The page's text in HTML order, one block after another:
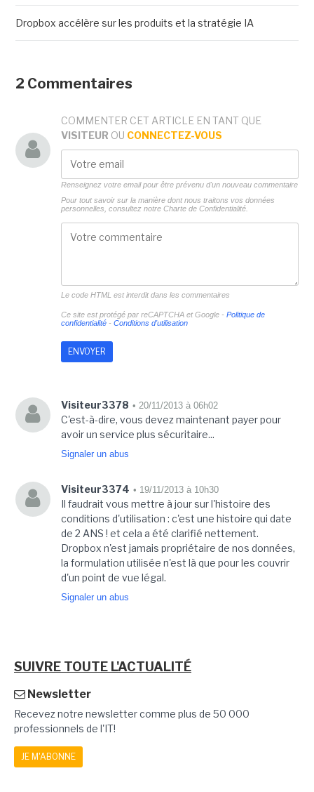
Dropbox accélère sur les produits et la stratégie IA
2 Commentaires
COMMENTER CET ARTICLE EN TANT QUE
VISITEUR OU CONNECTEZ-VOUS
Renseignez votre email pour être prévenu d'un nouveau commentaire
Pour tout savoir sur la manière dont nous traitons vos données
personnelles, consultez notre Charte de Confidentialité.
Le code HTML est interdit dans les commentaires
Ce site est protégé par reCAPTCHA et Google - Politique de
confidentialité- Conditions d'utilisation
Visiteur3378 • 20/11/2013 à 06h02
C'est-à-dire, vous devez maintenant payer pour
avoir un service plus sécuritaire...
Signaler un abus
Visiteur3374 • 19/11/2013 à 10h30
Il faudrait vous mettre à jour sur l'histoire des
conditions d'utilisation : c'est une histoire qui date
de 2 ANS ! et cela a été clarifié nettement.
Dropbox n'est jamais propriétaire de nos données,
la formulation utilisée n'est là que pour les couvrir
d'un point de vue légal.
Signaler un abus
SUIVRE TOUTE L'ACTUALITÉ
Newsletter
Recevez notre newsletter comme plus de 50 000
professionnels de l'IT!
JE M'ABONNE